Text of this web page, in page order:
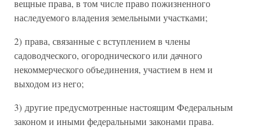
вещные права, в том числе право пожизненного
наследуемого владения земельными участками;
2) права, связанные с вступлением в члены
садоводческого, огороднического или дачного
некоммерческого объединения, участием в нем и
выходом из него;
3) другие предусмотренные настоящим Федеральным
законом и иными федеральными законами права.